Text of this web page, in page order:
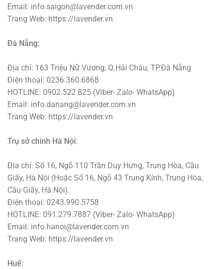
Email: info.saigon@lavender.com.vn
Trang Web: https://lavender.vn
Đà Nẵng:
Địa chỉ: 163 Triệu Nữ Vương, Q.Hải Châu, TP.Đà Nẵng
Điện thoại: 0236.360.6868
HOTLINE: 0902.522.825 (Viber- Zalo- WhatsApp)
Email: info.danang@lavender.com.vn
Trang Web: https://lavender.vn
Trụ sở chính Hà Nội:
Địa chỉ: Số 16, Ngõ 110 Trần Duy Hưng, Trung Hòa, Cầu
Giấy, Hà Nội (Hoặc Số 16, Ngõ 43 Trung Kính, Trung Hòa,
Cầu Giấy, Hà Nội).
Điện thoại: 0243.990.5758
HOTLINE: 091.279.7887 (Viber- Zalo- WhatsApp)
Email: info.hanoi@lavender.com.vn
Trang Web: https://lavender.vn
Huế: